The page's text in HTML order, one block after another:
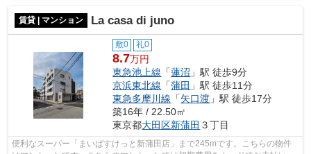
賃貸 | マンション La casa di juno
敷0 礼0
8.7万円
東急池上線 「蓮沼 」駅 徒歩9分
京浜東北線 「蒲田 」駅 徒歩11分
東急多摩川線 「矢口渡 」駅 徒歩17分
築16年 / 22.50㎡
東京都大田区新蒲田 ３丁目
便利なスーパー「まいばすけっと新蒲田店」まで245mです。こちらの物件